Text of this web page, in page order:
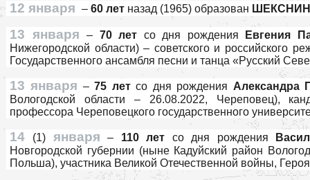
12 января – 60 лет назад (1965) образован
13 января– 70 лет со дня рождения
Евгения
Нижегородской области) – советского и российского
Государственного ансамбля песни и танца «Русский
13 января –75 летсо дня рождения
Вологодской области – 26.08.2022, Череповец),
профессора Череповецкого государственного
14 (1) января – 110 лет со дня рождения
Новгородской губернии (ныне Кадуйский район
Польша), участника Великой Отечественной войны,